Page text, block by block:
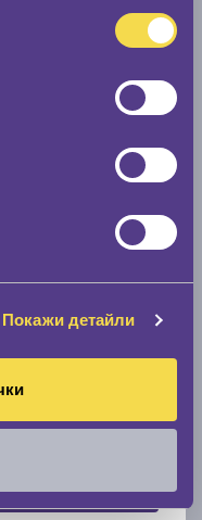
Покажи детайли